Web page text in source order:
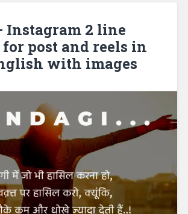
Instagram 2 line
post and reels in
with images